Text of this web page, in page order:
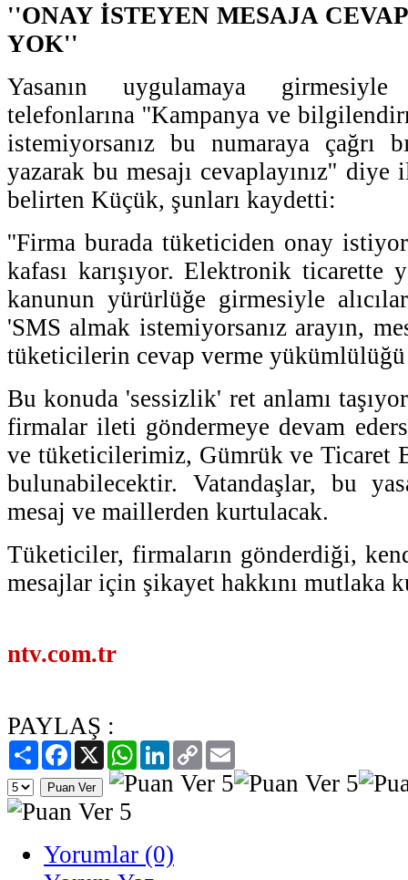
''ONAY İSTEYEN MESAJA
YOK''
Yasanın uygulamaya
telefonlarına ''Kampanya ve
istemiyorsanız bu numaraya çağrı
yazarak bu mesajı cevaplayınız''
belirten Küçük, şunları kaydetti:
''Firma burada tüketiciden onay
kafası karışıyor. Elektronik ticarette
kanunun yürürlüğe girmesiyle
'SMS almak istemiyorsanız arayın,
tüketicilerin cevap verme
Bu konuda 'sessizlik' ret anlamı
firmalar ileti göndermeye devam
ve tüketicilerimiz, Gümrük ve Ticaret
bulunabilecektir. Vatandaşlar, bu
mesaj ve maillerden kurtulacak.
Tüketiciler, firmaların gönderdiği,
mesajlar için şikayet hakkını mutlaka
ntv.com.tr
PAYLAŞ :
PaylaşFacebook
X WhatsAppLinkedIn
Copy
Link
Yorumlar (0)